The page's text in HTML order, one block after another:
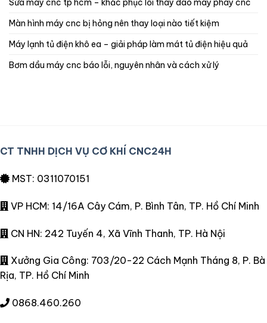
sửa máy cnc tp hcm – khắc phục lỗi thay dao máy phay cnc
màn hình máy cnc bị hỏng nên thay loại nào tiết kiệm
máy lạnh tủ điện khô ea – giải pháp làm mát tủ điện hiệu quả
bơm dầu máy cnc báo lỗi, nguyên nhân và cách xử lý
CT TNHH DỊCH VỤ CƠ KHÍ CNC24H
MST: 0311070151
VP HCM: 14/16A Cây Cám, P. Bình Tân, TP. Hồ Chí Minh
CN HN: 242 Tuyến 4, Xã Vĩnh Thanh, TP. Hà Nội
Xưởng Gia Công: 703/20-22 Cách Mạnh Tháng 8, P. Bà
Rịa, TP. Hồ Chí Minh
0868.460.260